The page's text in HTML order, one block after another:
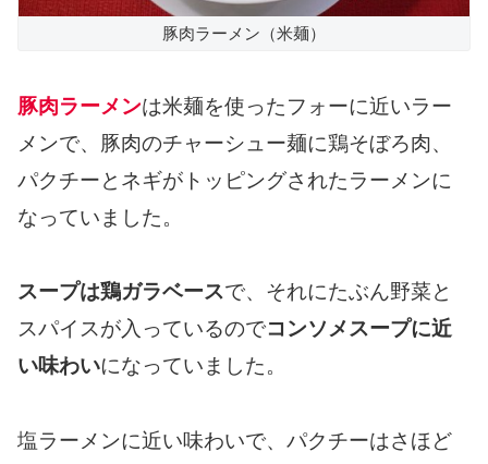
豚肉ラーメン（米麺）
豚肉ラーメンは米麺を使ったフォーに近いラー
メンで、豚肉のチャーシュー麺に鶏そぼろ肉、
パクチーとネギがトッピングされたラーメンに
なっていました。
スープは鶏ガラベースで、それにたぶん野菜と
スパイスが入っているのでコンソメスープに近
い味わいになっていました。
塩ラーメンに近い味わいで、パクチーはさほど